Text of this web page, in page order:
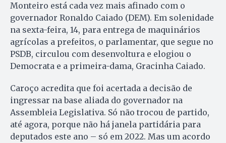
Monteiro está cada vez mais afinado com o
governador Ronaldo Caiado (DEM). Em solenidade
na sexta-feira, 14, para entrega de maquinários
agrícolas a prefeitos, o parlamentar, que segue no
PSDB, circulou com desenvoltura e elogiou o
Democrata e a primeira-dama, Gracinha Caiado.
Caroço acredita que foi acertada a decisão de
ingressar na base aliada do governador na
Assembleia Legislativa. Só não trocou de partido,
até agora, porque não há janela partidária para
deputados este ano – só em 2022. Mas um acordo